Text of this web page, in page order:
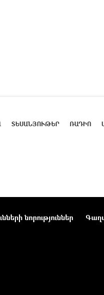
ՏԵՍԱՆՅՈՒԹԵՐ ՌԱԴԻՈ
նորություններ